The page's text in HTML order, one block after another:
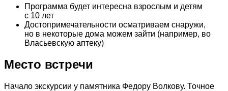
Программа будет интересна взрослым и детям
с 10 лет
Достопримечательности осматриваем снаружи,
но в некоторые дома можем зайти (например, во
Власьевскую аптеку)
Место встречи
Начало экскурсии у памятника Федору Волкову. Точное